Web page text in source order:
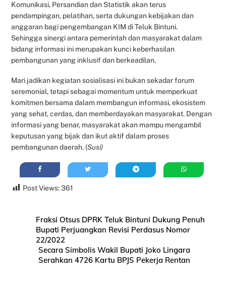
Komunikasi, Persandian dan Statistik akan terus
pendampingan, pelatihan, serta dukungan kebijakan dan
anggaran bagi pengembangan KIM di Teluk Bintuni.
Sehingga sinergi antara pemerintah dan masyarakat dalam
bidang informasi ini merupakan kunci keberhasilan
pembangunan yang inklusif dan berkeadilan.
Mari jadikan kegiatan sosialisasi ini bukan sekadar forum
seremonial, tetapi sebagai momentum untuk memperkuat
komitmen bersama dalam membangun informasi, ekosistem
yang sehat, cerdas, dan memberdayakan masyarakat. Dengan
informasi yang benar, masyarakat akan mampu mengambil
keputusan yang bijak dan ikut aktif dalam proses
pembangunan daerah. (Susi)
Post Views: 361
Fraksi Otsus DPRK Teluk Bintuni Dukung Penuh
Bupati Perjuangkan Revisi Perdasus Nomor
22/2022
Secara Simbolis Wakil Bupati Joko Lingara
Serahkan 4726 Kartu BPJS Pekerja Rentan